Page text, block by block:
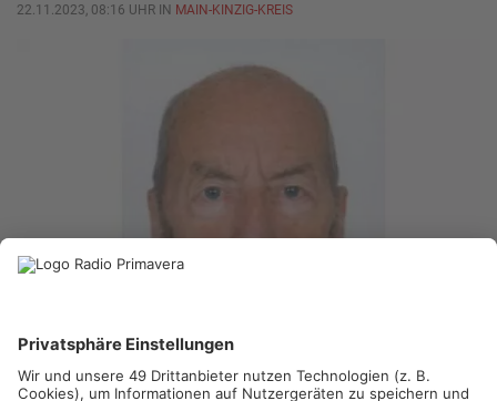
22.11.2023, 08:16 UHR IN MAIN-KINZIG-KREIS